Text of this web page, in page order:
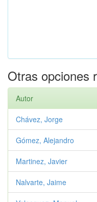
Otras opciones
Autor
Chávez, Jorge
Gómez, Alejandro
Martinez, Javier
Nalvarte, Jaime